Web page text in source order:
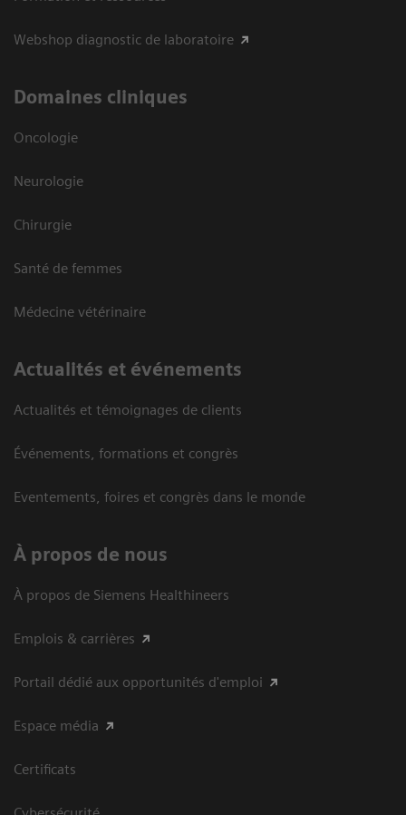
Webshop diagnostic de laboratoire
Domaines cliniques
Oncologie
Neurologie
Chirurgie
Santé de femmes
Médecine vétérinaire
Actualités et événements
Actualités et témoignages de clients
Événements, formations et congrès
Eventements, foires et congrès dans le monde
À propos de nous
À propos de Siemens Healthineers
Emplois & carrières
Portail dédié aux opportunités d'emploi
Espace média
Certificats